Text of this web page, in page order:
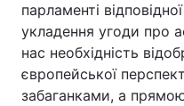
парламенті
укладення угоди про
нас необхідність
європейської
забаганками, а